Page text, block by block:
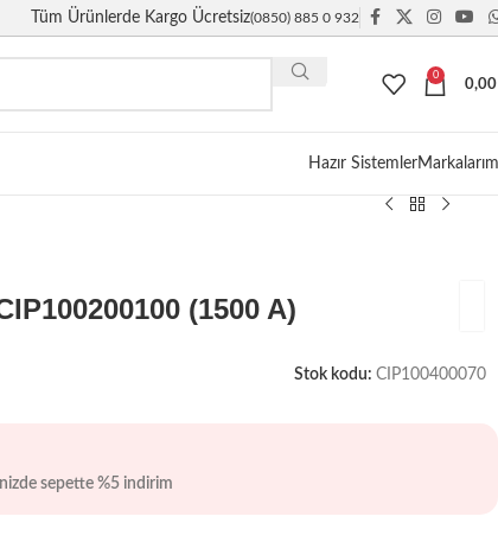
Tüm Ürünlerde Kargo Ücretsiz(0850) 885 0 932
0
Hazır Sistemler
(1500 A)
Stok kodu: CIP100400070
sepette %5 indirim